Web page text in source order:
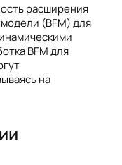
расширения
(BFM) для
BFM для
на